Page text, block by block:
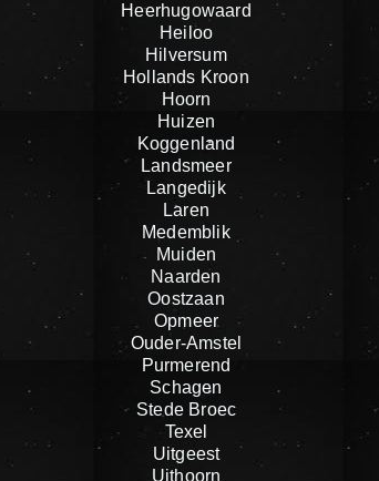
Heerhugowaard
Heiloo
Hilversum
Hollands Kroon
Hoorn
Huizen
Koggenland
Landsmeer
Langedijk
Laren
Medemblik
Muiden
Naarden
Oostzaan
Opmeer
Ouder-Amstel
Purmerend
Schagen
Stede Broec
Texel
Uitgeest
Uithoorn